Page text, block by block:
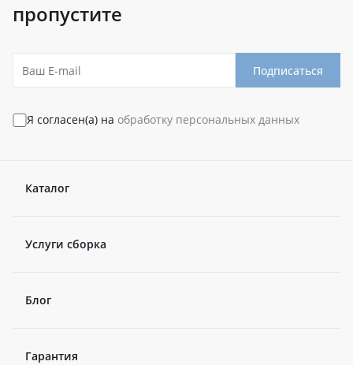
пропустите
Подписаться
Я согласен(а) на обработку персональных данных
Каталог
Услуги сборка
Блог
Гарантия